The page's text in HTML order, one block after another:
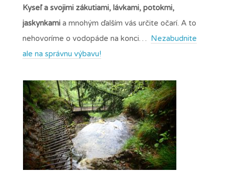
Kyseľ a svojimi zákutiami, lávkami, potokmi,
jaskynkami a mnohým ďalším vás určite očarí. A to
nehovoríme o vodopáde na konci… Nezabudnite
ale na správnu výbavu!